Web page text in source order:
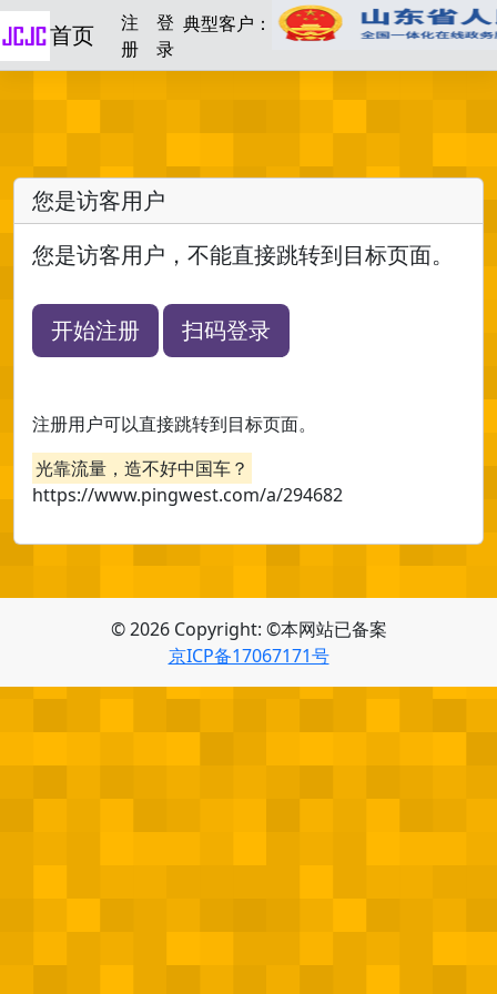
首页
注
册
登
录
典型客户：
您是访客用户
您是访客用户，不能直接跳转到目标页面。
开始注册 扫码登录
注册用户可以直接跳转到目标页面。
光靠流量，造不好中国车？
https://www.pingwest.com/a/294682
© 2026 Copyright: ©本网站已备案
京ICP备17067171号